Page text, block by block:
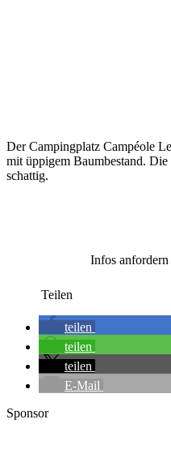
Der Campingplatz Campéole
mit üppigem Baumbestand.
schattig.
Infos anfordern
Teilen
teilen
teilen
teilen
E-Mail
Sponsor